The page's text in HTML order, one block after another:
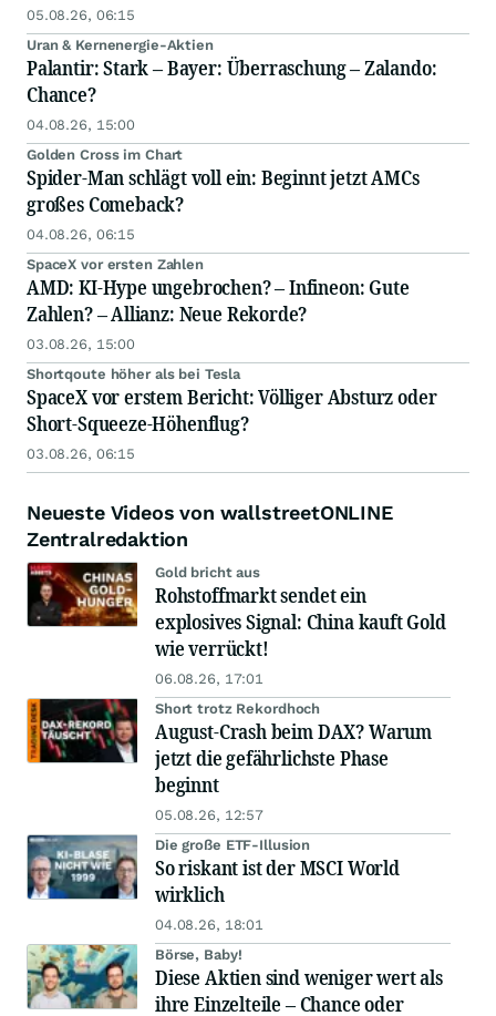
05.08.26, 06:15
Uran & Kernenergie-Aktien
Palantir: Stark – Bayer: Überraschung – Zalando:
Chance?
04.08.26, 15:00
Golden Cross im Chart
Spider-Man schlägt voll ein: Beginnt jetzt AMCs
großes Comeback?
04.08.26, 06:15
SpaceX vor ersten Zahlen
AMD: KI-Hype ungebrochen? – Infineon: Gute
Zahlen? – Allianz: Neue Rekorde?
03.08.26, 15:00
Shortqoute höher als bei Tesla
SpaceX vor erstem Bericht: Völliger Absturz oder
Short-Squeeze-Höhenflug?
03.08.26, 06:15
Neueste Videos von wallstreetONLINE
Zentralredaktion
Gold bricht aus
Rohstoffmarkt sendet ein
explosives Signal: China kauft Gold
wie verrückt!
06.08.26, 17:01
Short trotz Rekordhoch
August-Crash beim DAX? Warum
jetzt die gefährlichste Phase
beginnt
05.08.26, 12:57
Die große ETF-Illusion
So riskant ist der MSCI World
wirklich
04.08.26, 18:01
Börse, Baby!
Diese Aktien sind weniger wert als
ihre Einzelteile – Chance oder